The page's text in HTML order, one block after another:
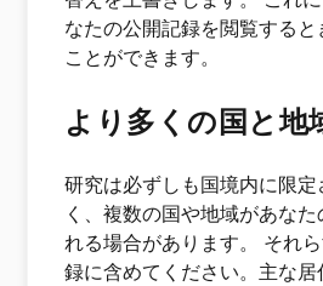
なたの公開記録を閲覧する
ことができます。
より多くの国と地
研究は必ずしも国境内に限
く、複数の国や地域があな
れる場合があります。 それ
録に含めてください。主な